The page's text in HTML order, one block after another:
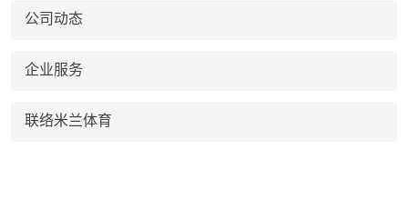
公司动态
企业服务
联络米兰体育